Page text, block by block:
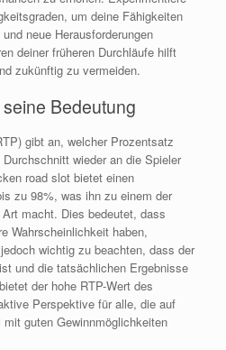
um deine Fähigkeiten
neue Herausforderungen
deiner früheren Durchläufe hilft
zukünftig zu vermeiden.
Bedeutung
gibt an, welcher Prozentsatz
wieder an die Spieler
road slot bietet einen
zu 98%, was ihn zu einem der
macht. Dies bedeutet, dass
Wahrscheinlichkeit haben,
wichtig zu beachten, dass der
und die tatsächlichen Ergebnisse
der hohe RTP-Wert des
Perspektive für alle, die auf
guten Gewinnmöglichkeiten